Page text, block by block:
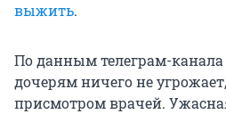
выжить.
По данным телеграм-канала
дочерям ничего не
присмотром врачей.